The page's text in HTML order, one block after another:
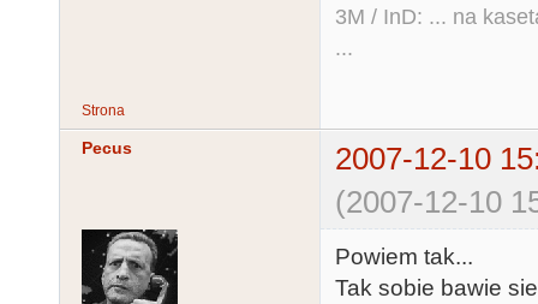
3M / InD: ... na
...
Strona
Pecus
2007-12-10
(2007-12-10
Powiem tak...
Tak sobie bawie